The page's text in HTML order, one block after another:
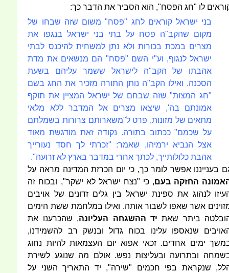
לו "חג הפסח", הוא הסביר את הדבר כך:
בני ישראל קוראים לחג "פסח" משום שזה שבחו של
מקום שהקב"ה פסח על בתי בני ישראל בנגפו את
מצרים במכת בכורות ולא נתן למשחית להיכנס לבתי
ישראל לנגוף, וע"י השם "פסח" הם מנשאים את מדת
אהבתו של הקב"ה לישראל ששמר עליהם בשעת
הסכנה. ואילו הקב"ה נותן התורה מזכיר את החג בשם
"חג המצות" שזה שבחם של ישראל המציין את תוקף
אמונתם בה', שיצאו מצרים אל המדבר ללא מלאי
מתאים של מזונות, פרט ל"משארותם צרורות בשמלתם
על שכמם" ככתוב בתורה. נקודה זאת מודגשת מאוד
אצל הנביא ירמיהו, שאמר: "זכרתי לך חסד נעורייך
אהבת כלולותייך, לכתך אחרי במדבר בארץ לא זרועה".
בענייננו אפשר לומר כך, כי יום הכרזת המדינה מראה על
החזקה בעם, כי "נצח ישראל לא ישקר", ובכוח זה
לנהוג את ספינת ישראל בין גלים זדונים של אויבים
אשר שאפו לשבור אותה. ואילו במלחמת ששת הימים
ביתר שאת יד ההשגחה העליונה, שהכרענו את
שנאספו עלינו בכוח גדול ובנשק רב להשמידנו,
ימים אחדים. זכאי אפוא יום העצמאות להיות נחוג
ובתרועה ובעליצות נפש. אולם מה שנוגע לשירת
שנקראת בפי חכמים "שירה", יד התאריך השני על